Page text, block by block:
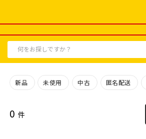
新品 未使用 中古 匿名配送
0 件